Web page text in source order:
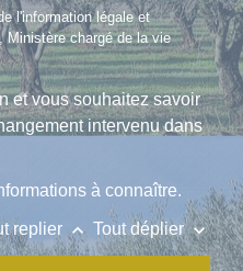
l'information légale et
Ministère chargé de la vie
et vous souhaitez savoir
intervenu dans
à connaître.
replier keyboard_arrow_up Tout déplierkeyboard_arrow_down